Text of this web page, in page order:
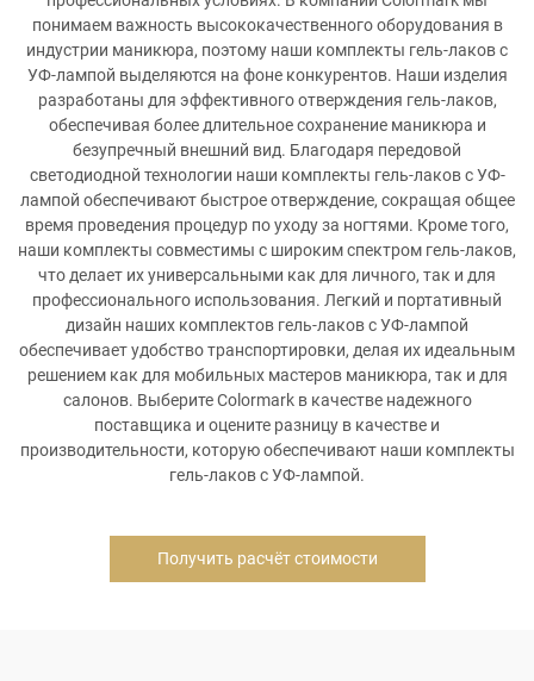
понимаем важность высококачественного оборудования в
индустрии маникюра, поэтому наши комплекты гель-лаков с
УФ-лампой выделяются на фоне конкурентов. Наши изделия
разработаны для эффективного отверждения гель-лаков,
обеспечивая более длительное сохранение маникюра и
безупречный внешний вид. Благодаря передовой
светодиодной технологии наши комплекты гель-лаков с УФ-
лампой обеспечивают быстрое отверждение, сокращая общее
время проведения процедур по уходу за ногтями. Кроме того,
наши комплекты совместимы с широким спектром гель-лаков,
что делает их универсальными как для личного, так и для
профессионального использования. Легкий и портативный
дизайн наших комплектов гель-лаков с УФ-лампой
обеспечивает удобство транспортировки, делая их идеальным
решением как для мобильных мастеров маникюра, так и для
салонов. Выберите Colormark в качестве надежного
поставщика и оцените разницу в качестве и
производительности, которую обеспечивают наши комплекты
гель-лаков с УФ-лампой.
Получить расчёт стоимости